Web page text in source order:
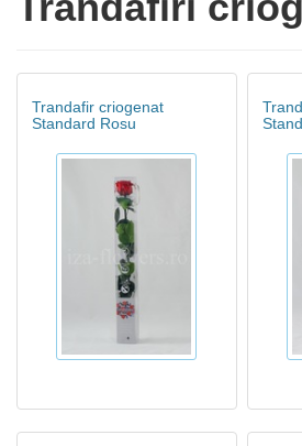
Trandafir criogenat
Standard Rosu